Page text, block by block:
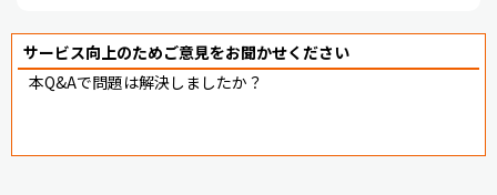
サービス向上のためご意見をお聞かせください
本Q&Aで問題は解決しましたか？